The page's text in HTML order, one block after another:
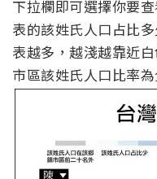
下拉欄即可選擇你要
表的該姓氏人口占比
表越多，越淺越靠近
市區該姓氏人口比率為